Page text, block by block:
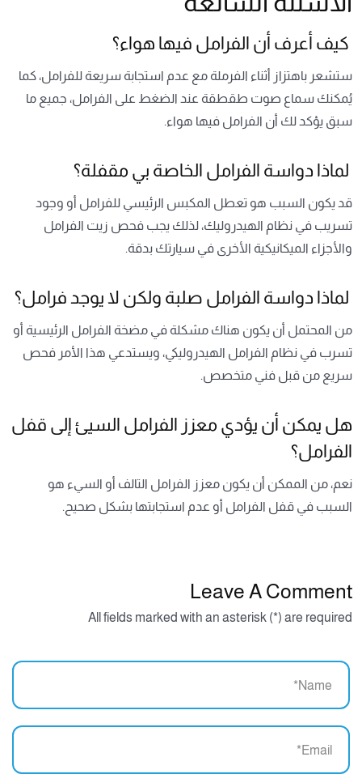
كيف أعرف أن الفرامل فيها هواء؟
ستشعر باهتزاز أثناء الفرملة مع عدم استجابة سريعة للفرامل، كما
يُمكنك سماع صوت طقطقة عند الضغط على الفرامل، جميع ما
سبق يؤكد لك أن الفرامل فيها هواء.
لماذا دواسة الفرامل الخاصة بي مقفلة؟
قد يكون السبب هو تعطل المكبس الرئيسي للفرامل أو وجود
تسريب في نظام الهيدروليك، لذلك يجب فحص زيت الفرامل
والأجزاء الميكانيكية الأخرى في سيارتك بدقة.
لماذا دواسة الفرامل صلبة ولكن لا يوجد فرامل؟
من المحتمل أن يكون هناك مشكلة في مضخة الفرامل الرئيسية أو
تسرب في نظام الفرامل الهيدروليكي، ويستدعي هذا الأمر فحص
سريع من قبل فني متخصص.
هل يمكن أن يؤدي معزز الفرامل السيئ إلى قفل
الفرامل؟
نعم، من الممكن أن يكون معزز الفرامل التالف أو السيء هو
السبب في قفل الفرامل أو عدم استجابتها بشكل صحيح.
Leave A Comment
All fields marked with an asterisk (*) are required